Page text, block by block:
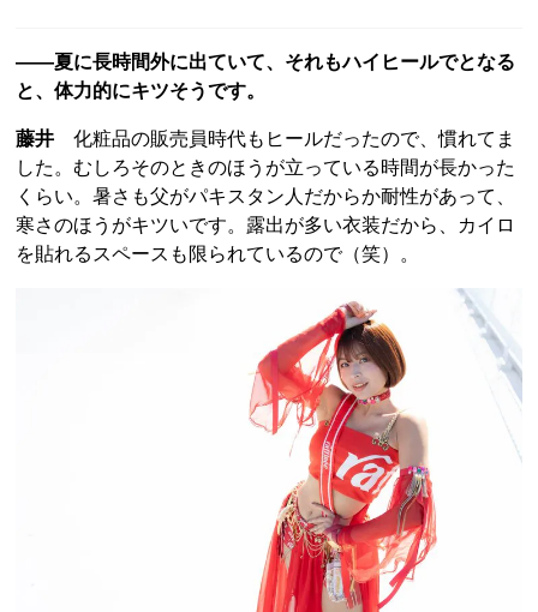
――夏に長時間外に出ていて、それもハイヒールでとなる
と、体力的にキツそうです。
藤井 化粧品の販売員時代もヒールだったので、慣れてま
した。むしろそのときのほうが立っている時間が長かった
くらい。暑さも父がパキスタン人だからか耐性があって、
寒さのほうがキツいです。露出が多い衣装だから、カイロ
を貼れるスペースも限られているので（笑）。